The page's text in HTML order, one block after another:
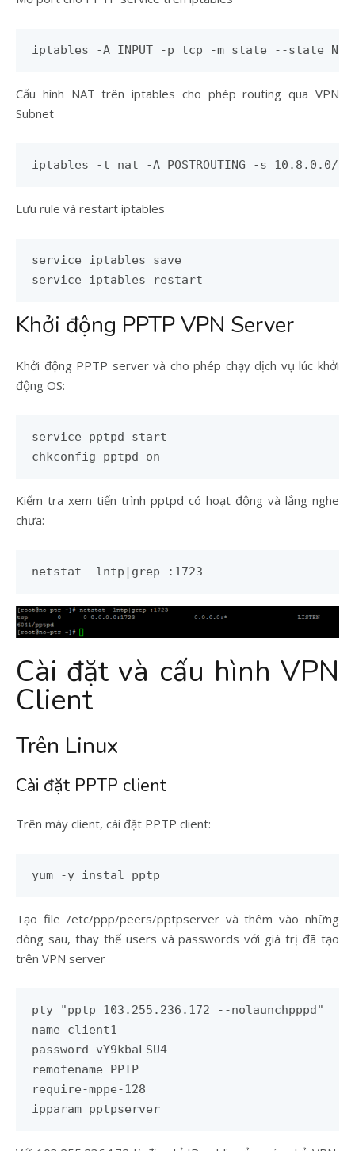
iptables -A INPUT -p tcp -m state --state
Cấu hình NAT trên iptables cho phép routing qua VPN
Subnet
iptables -t nat -A POSTROUTING -s 10.8.0.0/24
Lưu rule và restart iptables
service iptables save
service iptables restart
Khởi động PPTP VPN Server
Khởi động PPTP server và cho phép chạy dịch vụ lúc khởi
động OS:
service pptpd start
chkconfig pptpd on
Kiểm tra xem tiến trình pptpd có hoạt động và lắng nghe
chưa:
netstat -lntp|grep :1723
Cài đặt và cấu hình VPN
Client
Trên Linux
Cài đặt PPTP client
Trên máy client, cài đặt PPTP client:
yum -y instal pptp
Tạo file /etc/ppp/peers/pptpserver và thêm vào những
dòng sau, thay thế users và passwords với giá trị đã tạo
trên VPN server
pty "pptp 103.255.236.172 --nolaunchpppd"
name client1
password vY9kbaLSU4
remotename PPTP
require-mppe-128
ipparam pptpserver